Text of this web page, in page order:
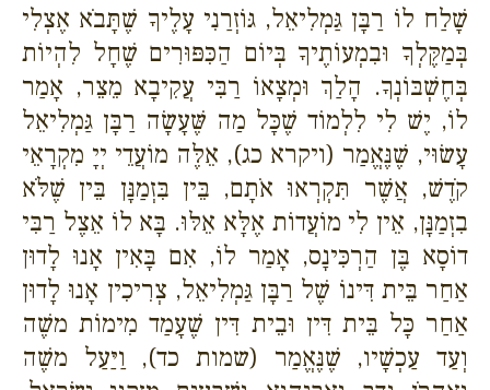
שָׁלַח לוֹ רַבָּן גַּמְלִיאֵל, גּוֹזְרַנִי עָלֶיךָ שֶׁתָּבֹא אֶצְלִי
בְּמַקֶּלְךָ וּבִמְעוֹתֶיךָ בְּיוֹם הַכִּפּוּרִים שֶׁחָל לִהְיוֹת
בְּחֶשְׁבּוֹנְךָ. הָלַךְ וּמְצָאוֹ רַבִּי עֲקִיבָא מֵצֵר, אָמַר
לוֹ, יֶשׁ לִי לִלְמוֹד שֶׁכָּל מַה שֶּׁעָשָׂה רַבָּן גַּמְלִיאֵל
עָשׂוּי, שֶׁנֶּאֱמַר (ויקרא כג), אֵלֶּה מוֹעֲדֵי יְיָ מִקְרָאֵי
קֹדֶשׁ, אֲשֶׁר תִּקְרְאוּ אֹתָם, בֵּין בִּזְמַנָּן בֵּין שֶׁלֹּא
בִזְמַנָּן, אֵין לִי מוֹעֲדוֹת אֶלָּא אֵלּוּ. בָּא לוֹ אֵצֶל רַבִּי
דוֹסָא בֶּן הַרְכִּינָס, אָמַר לוֹ, אִם בָּאִין אָנוּ לָדוּן
אַחַר בֵּית דִּינוֹ שֶׁל רַבָּן גַּמְלִיאֵל, צְרִיכִין אָנוּ לָדוּן
אַחַר כָּל בֵּית דִּין וּבֵית דִּין שֶׁעָמַד מִימוֹת משֶׁה
וְעַד עַכְשָׁיו, שֶׁנֶּאֱמַר (שמות כד), וַיַּעַל משֶׁה